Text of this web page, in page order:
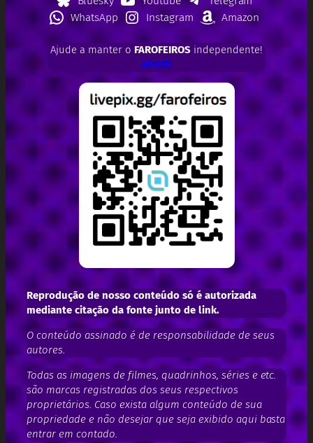
WhatsApp
Instagram Amazon
Ajude a manter o FAROFEIROSindependente!
APOIE!
Reprodução de nosso conteúdo só é autorizada
mediante citação da fonte junto de link.
O conteúdo assinado é de responsabilidade de seus
autores.
Todas as imagens de filmes, quadrinhos, séries e etc.
são marcas registradas dos seus respectivos
proprietários. Caso exista algum conteúdo de sua
propriedade e não desejar que seja exibido aqui basta
entrar em contado.